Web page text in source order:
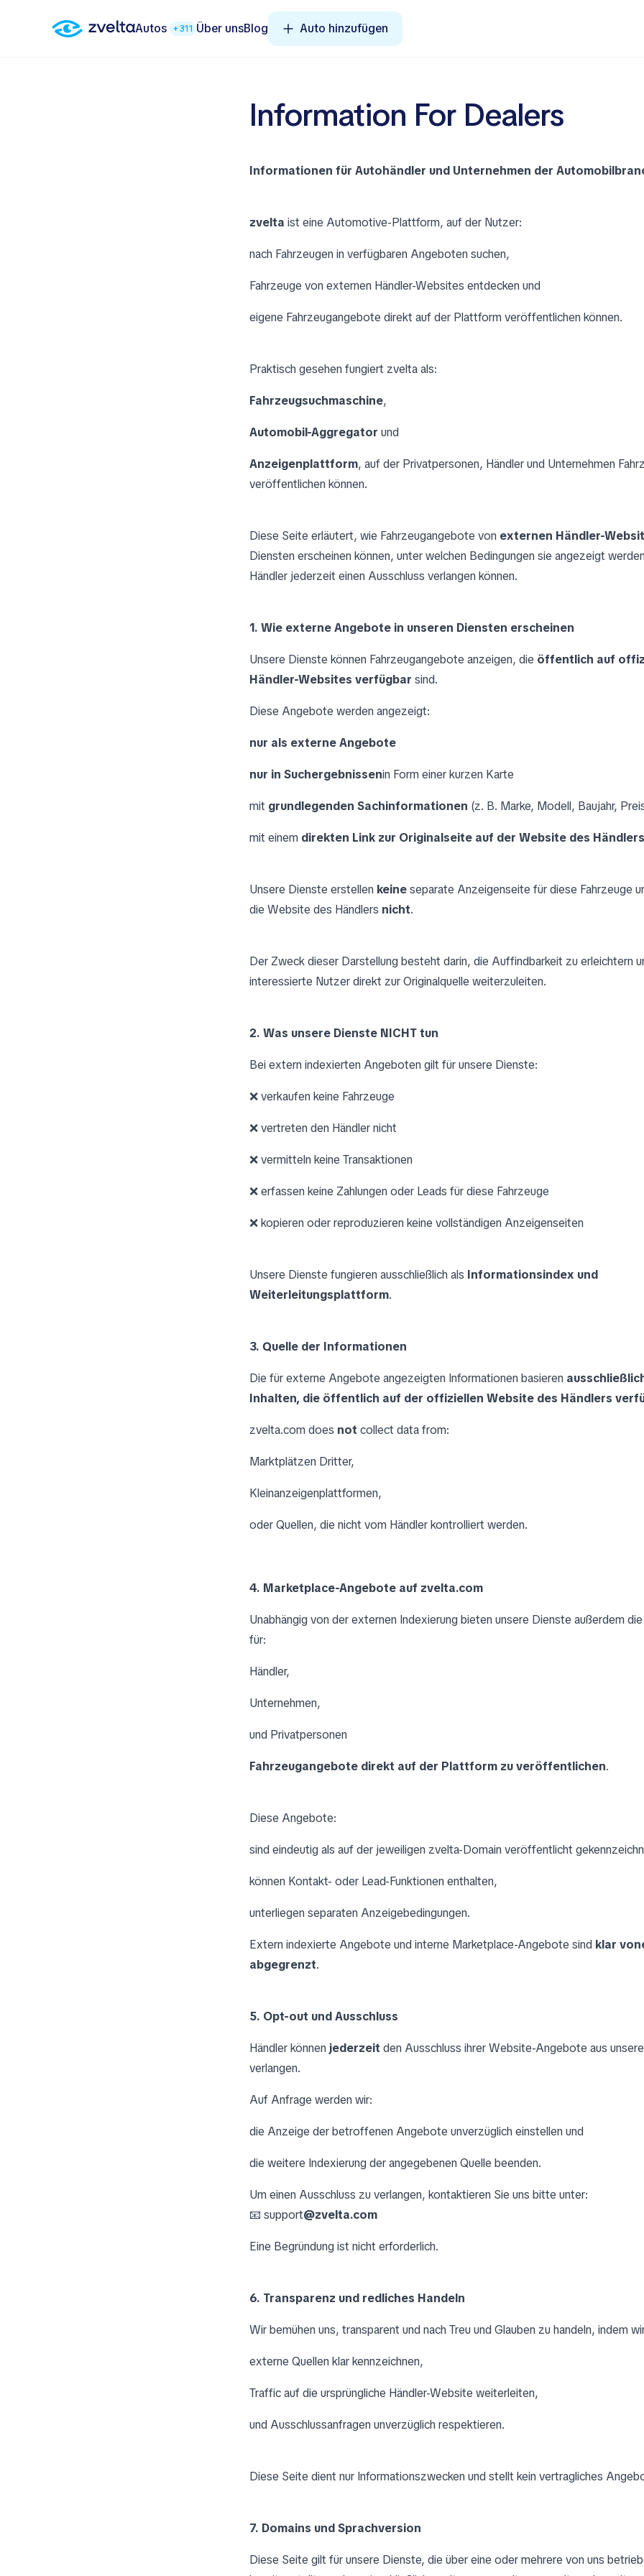
Autos +311 Über unsBlog Auto hinzufügen
Information For Dealers
Informationen für Autohändler und Unternehmen der
zvelta ist eine Automotive-Plattform, auf der Nutzer:
nach Fahrzeugen in verfügbaren Angeboten suchen,
Fahrzeuge von externen Händler-Websites entdecken und
eigene Fahrzeugangebote direkt auf der Plattform veröffentlichen können.
Praktisch gesehen fungiert zvelta als:
Fahrzeugsuchmaschine,
Automobil-Aggregator und
Anzeigenplattform, auf der Privatpersonen, Händler und Unternehmen
veröffentlichen können.
Diese Seite erläutert, wie Fahrzeugangebote von externen Händler-
Diensten erscheinen können, unter welchen Bedingungen sie angezeigt
Händler jederzeit einen Ausschluss verlangen können.
1. Wie externe Angebote in unseren Diensten erscheinen
Unsere Dienste können Fahrzeugangebote anzeigen, die öffentlich auf
Händler-Websites verfügbar sind.
Diese Angebote werden angezeigt:
nur als externe Angebote
nur in Suchergebnissenin Form einer kurzen Karte
mit grundlegenden Sachinformationen (z. B. Marke, Modell, Baujahr,
mit einem direkten Link zur Originalseite auf der Website des Händlers
Unsere Dienste erstellen keineseparate Anzeigenseite für diese Fahrzeuge
die Website des Händlers nicht.
Der Zweck dieser Darstellung besteht darin, die Auffindbarkeit zu erleichtern
interessierte Nutzer direkt zur Originalquelle weiterzuleiten.
2. Was unsere Dienste NICHT tun
Bei extern indexierten Angeboten gilt für unsere Dienste:
❌ verkaufen keine Fahrzeuge
❌ vertreten den Händler nicht
❌ vermitteln keine Transaktionen
❌ erfassen keine Zahlungen oder Leads für diese Fahrzeuge
❌ kopieren oder reproduzieren keine vollständigen Anzeigenseiten
Unsere Dienste fungieren ausschließlich als Informationsindex und
Weiterleitungsplattform.
3. Quelle der Informationen
Die für externe Angebote angezeigten Informationen basieren
Inhalten, die öffentlich auf der offiziellen Website des Händlers
zvelta.com does not collect data from:
Marktplätzen Dritter,
Kleinanzeigenplattformen,
oder Quellen, die nicht vom Händler kontrolliert werden.
4. Marketplace-Angebote auf zvelta.com
Unabhängig von der externen Indexierung bieten unsere Dienste außerdem
für:
Händler,
Unternehmen,
und Privatpersonen
Fahrzeugangebote direkt auf der Plattform zu veröffentlichen.
Diese Angebote:
sind eindeutig als auf der jeweiligen zvelta-Domain veröffentlicht
können Kontakt- oder Lead-Funktionen enthalten,
unterliegen separaten Anzeigebedingungen.
Extern indexierte Angebote und interne Marketplace-Angebote sind klar
abgegrenzt.
5. Opt-out und Ausschluss
Händler können jederzeit den Ausschluss ihrer Website-Angebote aus
verlangen.
Auf Anfrage werden wir:
die Anzeige der betroffenen Angebote unverzüglich einstellen und
die weitere Indexierung der angegebenen Quelle beenden.
Um einen Ausschluss zu verlangen, kontaktieren Sie uns bitte unter:
📧 support@zvelta.com
Eine Begründung ist nicht erforderlich.
6. Transparenz und redliches Handeln
Wir bemühen uns, transparent und nach Treu und Glauben zu handeln, indem
externe Quellen klar kennzeichnen,
Traffic auf die ursprüngliche Händler-Website weiterleiten,
und Ausschlussanfragen unverzüglich respektieren.
Diese Seite dient nur Informationszwecken und stellt kein vertragliches
7. Domains und Sprachversion
Diese Seite gilt für unsere Dienste, die über eine oder mehrere von uns